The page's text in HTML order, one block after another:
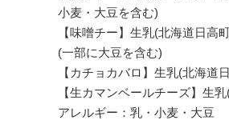
小麦・大豆を含む)
【味噌チー】生乳(北海道日高
(一部に大豆を含む)
【カチョカバロ】生乳(北海道
【生カマンベールチーズ】生
アレルギー：乳・小麦・大豆